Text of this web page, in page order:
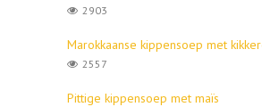
2903
Marokkaanse kippensoep met
2557
Pittige kippensoep met maïs